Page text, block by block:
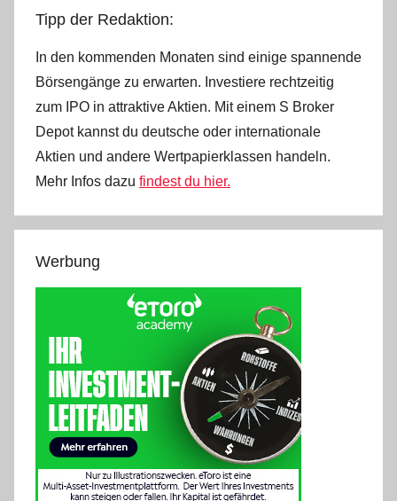
Tipp der Redaktion:
In den kommenden Monaten sind einige spannende
Börsengänge zu erwarten. Investiere rechtzeitig
zum IPO in attraktive Aktien. Mit einem S Broker
Depot kannst du deutsche oder internationale
Aktien und andere Wertpapierklassen handeln.
Mehr Infos dazu findest du hier.
Werbung